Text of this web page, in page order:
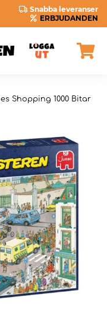
Snabba leveranser
ERBJUDANDEN
Shopping 1000 Bitar